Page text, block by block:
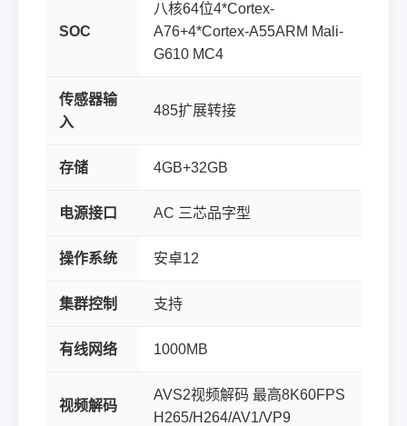
SOC
八核64位4*Cortex-
A76+4*Cortex-A55ARM Mali-
G610 MC4
传感器输
入
485扩展转接
存储 4GB+32GB
电源接口 AC 三芯品字型
操作系统 安卓12
集群控制 支持
有线网络 1000MB
视频解码
AVS2视频解码 最高8K60FPS
H265/H264/AV1/VP9